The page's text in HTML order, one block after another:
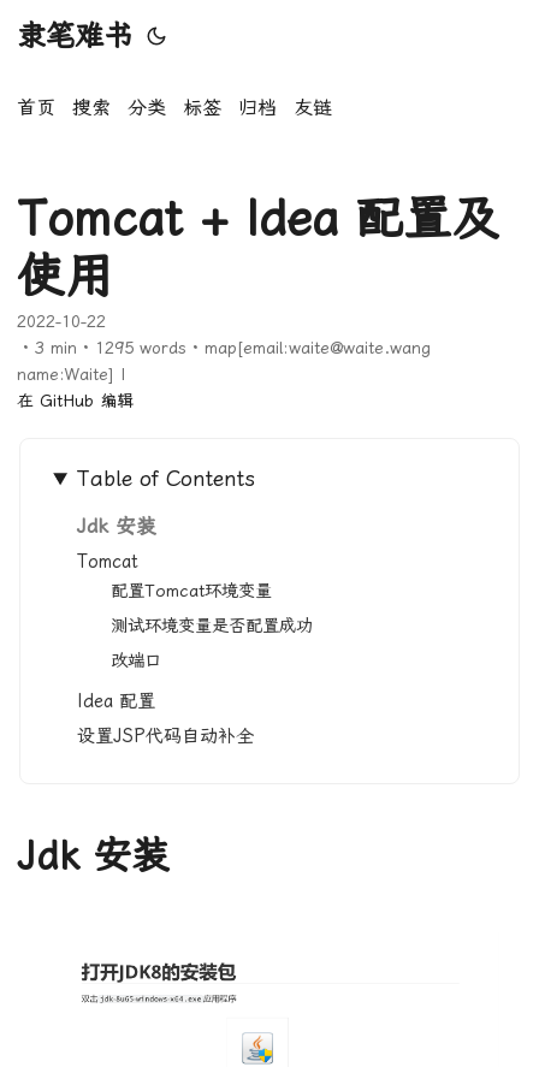
隶笔难书
首页 搜索 分类 标签 归档 友链
Tomcat + Idea 配置及
使用
2022-10-22
· 3 min · 1295 words · map[email:waite@waite.wang
name:Waite] |
在 GitHub 编辑
Table of Contents
Jdk 安装
Tomcat
配置Tomcat环境变量
测试环境变量是否配置成功
改端口
Idea 配置
设置JSP代码自动补全
Jdk 安装